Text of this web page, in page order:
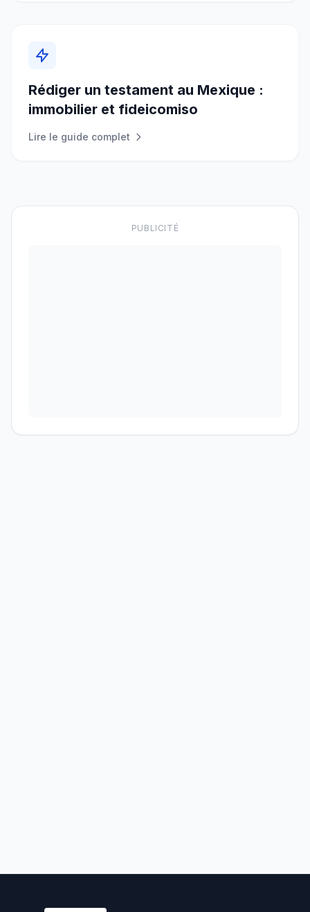
Rédiger un testament au Mexique :
immobilier et fideicomiso
Lire le guide complet
PUBLICITÉ